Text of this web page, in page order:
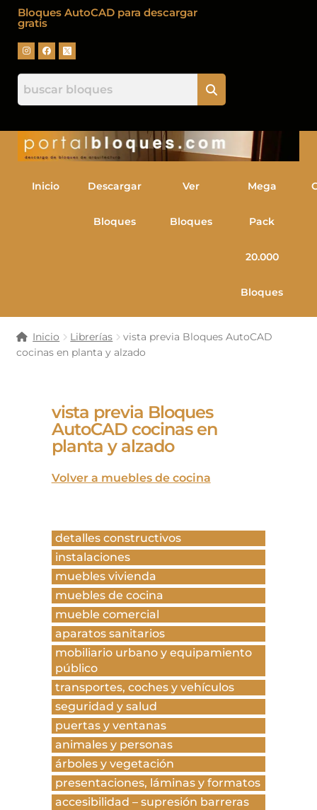
Bloques AutoCAD para descargar
gratis
Inicio Descargar
Bloques
Ver
Bloques
Mega
Pack
20.000
Bloques
Inicio Librerías
vista previa Bloques AutoCAD
cocinas en planta y alzado
vista previa Bloques
AutoCAD cocinas en
planta y alzado
Volver a muebles de cocina
detalles constructivos
instalaciones
muebles vivienda
muebles de cocina
mueble comercial
aparatos sanitarios
mobiliario urbano y equipamiento
público
transportes, coches y vehículos
seguridad y salud
puertas y ventanas
animales y personas
árboles y vegetación
presentaciones, láminas y formatos
accesibilidad – supresión barreras